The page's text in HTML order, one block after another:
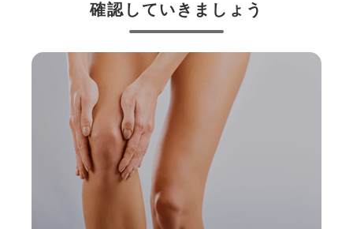
確認していきましょう